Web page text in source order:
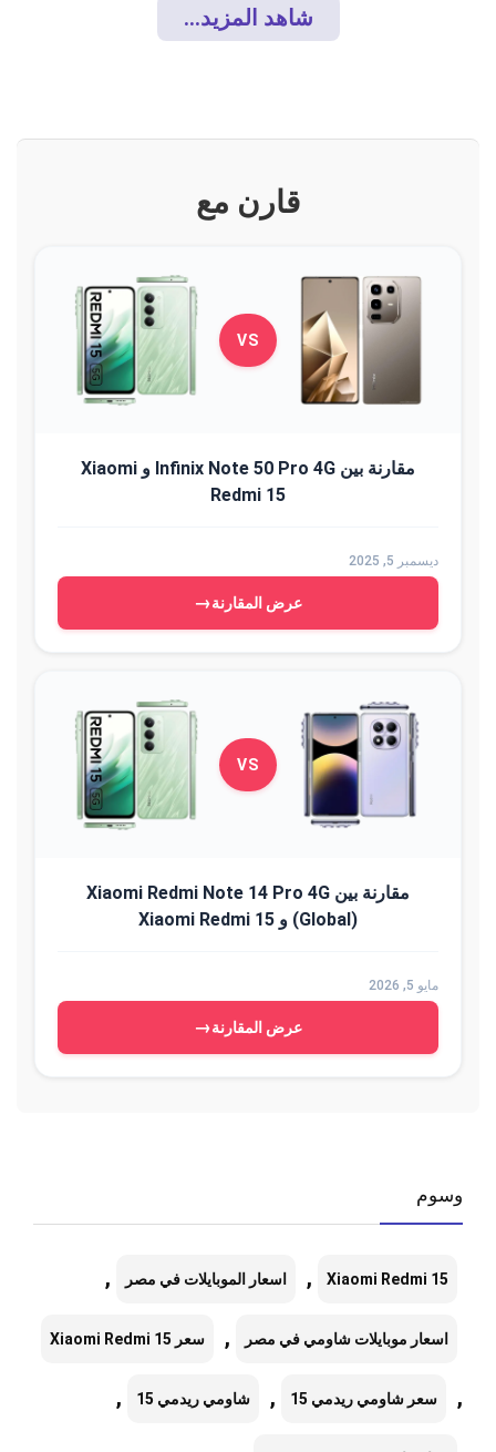
شاهد المزيد...
قارن مع
VS
مقارنة بين Infinix Note 50 Pro 4G و Xiaomi
Redmi 15
ديسمبر 5, 2025
عرض المقارنة→
VS
مقارنة بين Xiaomi Redmi Note 14 Pro 4G
(Global) و Xiaomi Redmi 15
مايو 5, 2026
عرض المقارنة→
وسوم
Xiaomi Redmi 15
, اسعار الموبايلات في مصر ,
اسعار موبايلات شاومي في مصر , سعر Xiaomi Redmi 15
, سعر شاومي ريدمي 15 , شاومي ريدمي 15 ,